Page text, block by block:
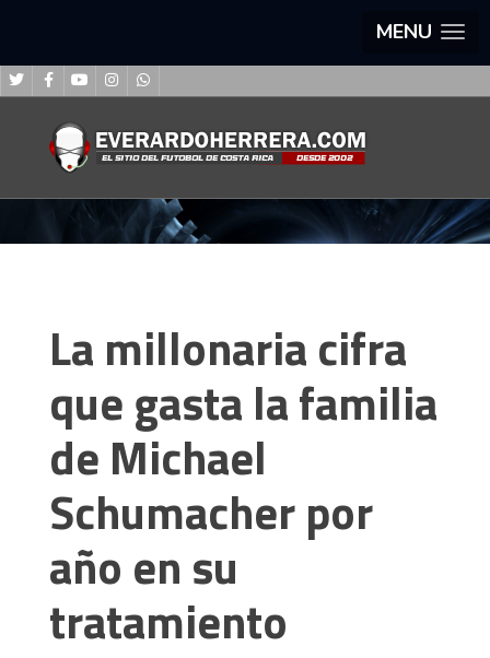
MENU
La millonaria cifra
que gasta la familia
de Michael
Schumacher por
año en su
tratamiento